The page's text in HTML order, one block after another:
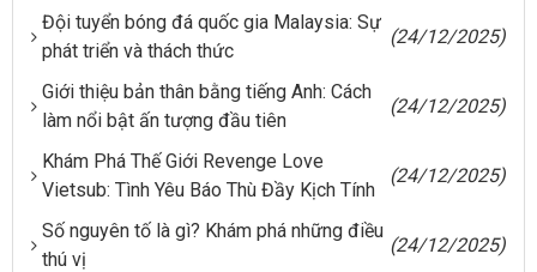
Đội tuyển bóng đá quốc gia Malaysia: Sự
phát triển và thách thức
(24/12/2025)
Giới thiệu bản thân bằng tiếng Anh: Cách
làm nổi bật ấn tượng đầu tiên
(24/12/2025)
Khám Phá Thế Giới Revenge Love
Vietsub: Tình Yêu Báo Thù Đầy Kịch Tính
(24/12/2025)
Số nguyên tố là gì? Khám phá những điều
thú vị
(24/12/2025)